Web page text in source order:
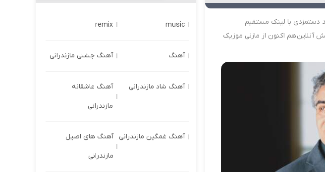
دستمزدی با لینک مستقیم
آنلاین هم اکنون از مازنی موزیک
music
remix
آهنگ آهنگ جشنی مازندرانی
آهنگ شاد مازندرانی آهنگ عاشقانه
مازندرانی
آهنگ غمگین مازندرانی آهنگ های اصیل
مازندرانی